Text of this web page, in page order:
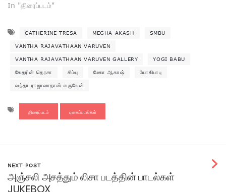
In "திரைப்படம்"
CATHERINE TRESA MEGHA AKASH SMBU
VANTHA RAJAVATHAAN VARUVEN
VANTHA RAJAVATHAAN VARUVEN GALLERY YOGI BABU
கேதரின் தெரசா சிம்பு மேகா ஆகாஷ் யோகிபாபு
வந்தா ராஜாவாதான் வருவேன்
திரைப்படம் புகைப்படங்கள்
NEXT POST
அஞ்சலி அசத்தும் லிசா படத்தின் பாடல்கள்
JUKEBOX